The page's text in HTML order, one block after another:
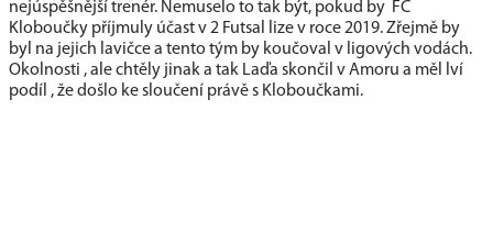
nejúspěšnější trenér. Nemuselo to tak být, pokud by FC
Kloboučky příjmuly účast v 2 Futsal lize v roce 2019. Zřejmě by
byl na jejich lavičce a tento tým by koučoval v ligových vodách.
Okolnosti , ale chtěly jinak a tak Laďa skončil v Amoru a měl lví
podíl , že došlo ke sloučení právě s Kloboučkami.